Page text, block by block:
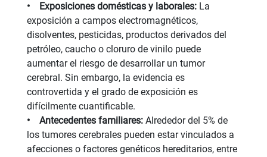
• Exposiciones domésticas y laborales: La
exposición a campos electromagnéticos,
disolventes, pesticidas, productos derivados del
petróleo, caucho o cloruro de vinilo puede
aumentar el riesgo de desarrollar un tumor
cerebral. Sin embargo, la evidencia es
controvertida y el grado de exposición es
difícilmente cuantificable.
• Antecedentes familiares: Alrededor del 5% de
los tumores cerebrales pueden estar vinculados a
afecciones o factores genéticos hereditarios, entre